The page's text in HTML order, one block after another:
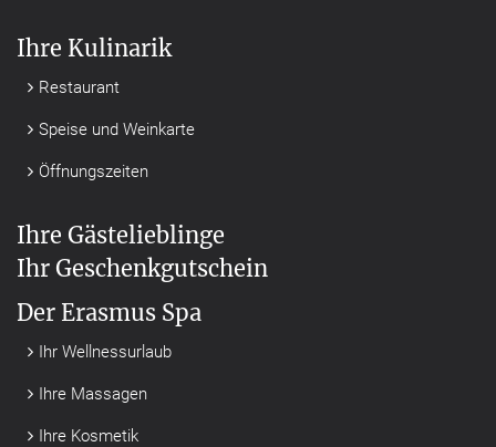
Ihre Kulinarik
Restaurant
Speise und Weinkarte
Öffnungszeiten
Ihre Gästelieblinge
Ihr Geschenkgutschein
Der Erasmus Spa
Ihr Wellnessurlaub
Ihre Massagen
Ihre Kosmetik